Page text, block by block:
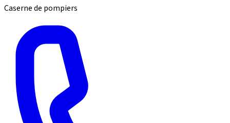
Caserne de pompiers